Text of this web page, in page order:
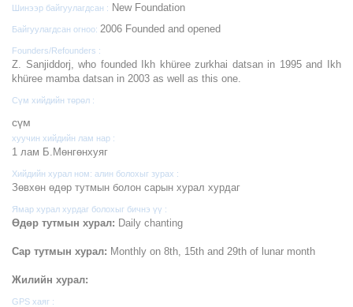
Шинээр байгуулагдсан : New Foundation
Байгуулагдсан огноо: 2006 Founded and opened
Founders/Refounders :
Z. Sanjiddorj, who founded Ikh khüree zurkhai datsan in 1995 and Ikh
khüree mamba datsan in 2003 as well as this one.
Сүм хийдийн төрөл :
cүм
хуучин хийдийн лам нар :
1 лам Б.Мөнгөнхуяг
Хийдийн хурал ном: алин болохыг зурах :
Зөвхөн өдөр тутмын болон сарын хурал хурдаг
Ямар хурал хурдаг болохыг бичнэ үү :
Өдөр тутмын хурал: Daily chanting
Сар тутмын хурал: Monthly on 8th, 15th and 29th of lunar month
Жилийн хурал:
GPS хаяг :